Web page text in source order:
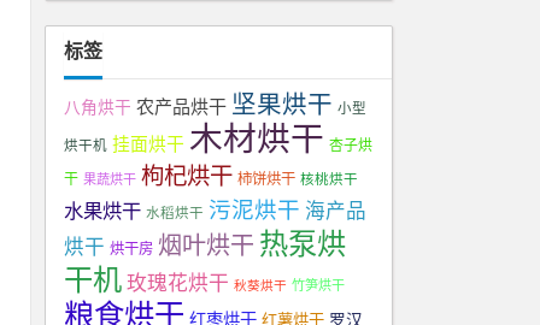
标签
八角烘干 农产品烘干 坚果烘干 小型
烘干机 挂面烘干 木材烘干 杏子烘
干 果蔬烘干 枸杞烘干 柿饼烘干 核桃烘干
水果烘干 水稻烘干 污泥烘干 海产品
烘干 烘干房 烟叶烘干 热泵烘
干机 玫瑰花烘干 秋葵烘干 竹笋烘干
粮食烘干 红枣烘干 红薯烘干 罗汉